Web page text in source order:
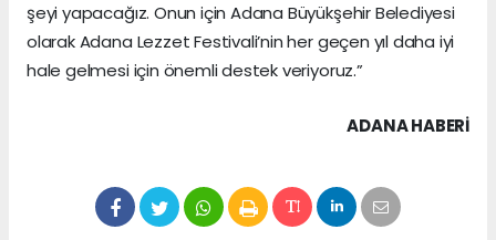
şeyi yapacağız. Onun için Adana Büyükşehir Belediyesi
olarak Adana Lezzet Festivali’nin her geçen yıl daha iyi
hale gelmesi için önemli destek veriyoruz.”
ADANA HABERİ